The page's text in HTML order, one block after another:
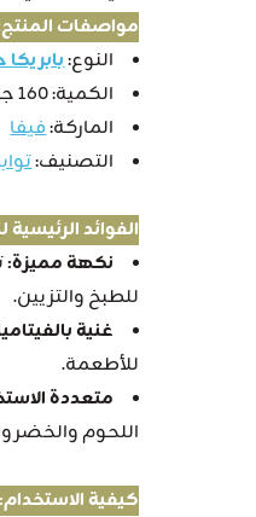
مواصفات
النوع:بابريكا
الكمية: 160 جرام
الماركة:فيفا
التصنيف:
الفوائد الرئيسية
نكهة مميزة:
للطبخ والتزيين.
غنية
للأطعمة.
متعددة
اللحوم
كيفية الاستخدام: